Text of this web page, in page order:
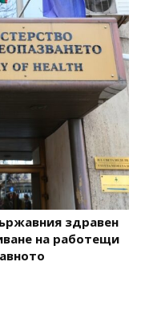
здравен
на работещи